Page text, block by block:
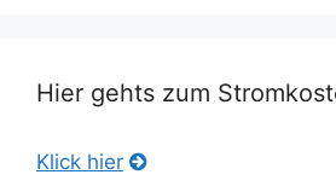
Hier gehts zum
Klick hier